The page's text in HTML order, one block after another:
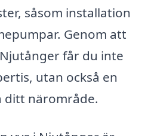
såsom installation
Genom att
får du inte
utan också en
ditt närområde.